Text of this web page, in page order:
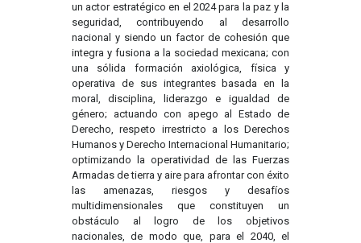
un actor estratégico en el 2024 para la paz y la
seguridad, contribuyendo al desarrollo
nacional y siendo un factor de cohesión que
integra y fusiona a la sociedad mexicana; con
una sólida formación axiológica, física y
operativa de sus integrantes basada en la
moral, disciplina, liderazgo e igualdad de
género; actuando con apego al Estado de
Derecho, respeto irrestricto a los Derechos
Humanos y Derecho Internacional Humanitario;
optimizando la operatividad de las Fuerzas
Armadas de tierra y aire para afrontar con éxito
las amenazas, riesgos y desafíos
multidimensionales que constituyen un
obstáculo al logro de los objetivos
nacionales, de modo que, para el 2040, el